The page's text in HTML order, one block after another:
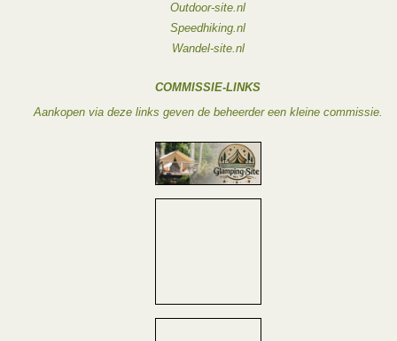
Outdoor-site.nl
Speedhiking.nl
Wandel-site.nl
COMMISSIE-LINKS
Aankopen via deze links geven de beheerder een kleine commissie.